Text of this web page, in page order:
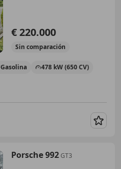
€ 220.000
Sin comparación
Gasolina 478 kW (650 CV)
Porsche 992GT3